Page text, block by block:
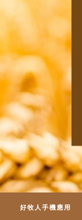
好牧人手機應用